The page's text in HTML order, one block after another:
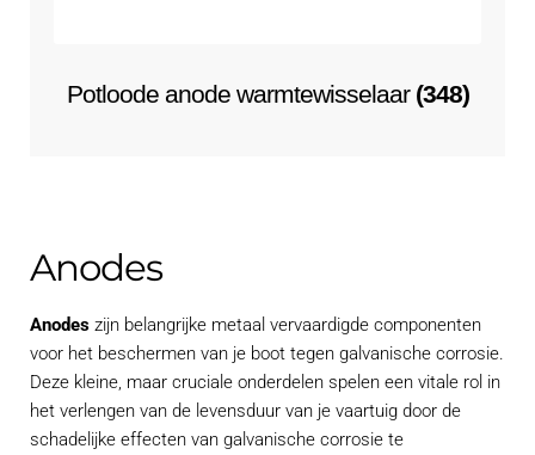
Potloode anode warmtewisselaar (348)
Anodes
Anodeszijn belangrijke metaal vervaardigde componenten
voor het beschermen van je boot tegen galvanische corrosie.
Deze kleine, maar cruciale onderdelen spelen een vitale rol in
het verlengen van de levensduur van je vaartuig door de
schadelijke effecten van galvanische corrosie te